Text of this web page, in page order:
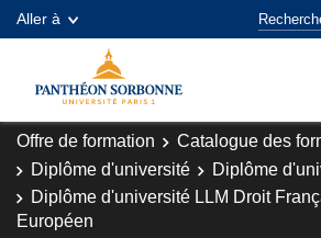
Aller à
Offre de formation
Catalogue des
Diplôme d'université
Diplôme
Diplôme d'université LLM Droit
Européen